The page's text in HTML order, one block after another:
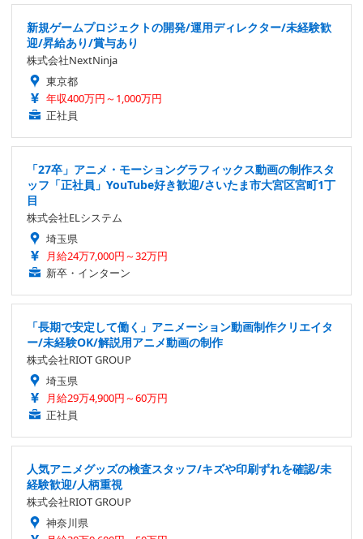
新規ゲームプロジェクトの開発/運用ディレクター/未経験歓
迎/昇給あり/賞与あり
株式会社NextNinja
東京都
年収400万円～1,000万円
正社員
「27卒」アニメ・モーショングラフィックス動画の制作スタ
ッフ「正社員」YouTube好き歓迎/さいたま市大宮区宮町1丁
目
株式会社ELシステム
埼玉県
月給24万7,000円～32万円
新卒・インターン
「長期で安定して働く」アニメーション動画制作クリエイタ
ー/未経験OK/解説用アニメ動画の制作
株式会社RIOT GROUP
埼玉県
月給29万4,900円～60万円
正社員
人気アニメグッズの検査スタッフ/キズや印刷ずれを確認/未
経験歓迎/人柄重視
株式会社RIOT GROUP
神奈川県